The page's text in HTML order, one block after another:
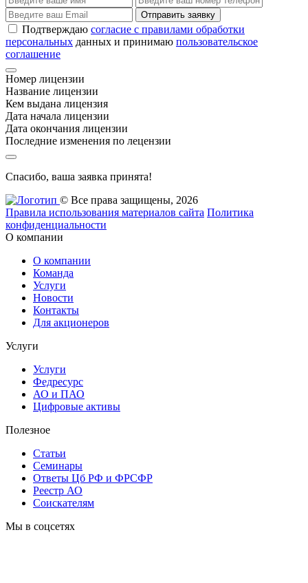
Отправить заявку
Подтверждаю согласие с правилами обработки
персональных данных и принимаю пользовательское
соглашение
Номер лицензии
Название лицензии
Кем выдана лицензия
Дата начала лицензии
Дата окончания лицензии
Последние изменения по лецензии
Спасибо, ваша заявка принята!
© Все права защищены, 2026
Правила использования материалов сайта Политика
конфиденциальности
О компании
О компании
Команда
Услуги
Новости
Контакты
Для акционеров
Услуги
Услуги
Федресурс
АО и ПАО
Цифровые активы
Полезное
Статьи
Cеминары
Ответы Цб РФ и ФРСФР
Реестр АО
Соискателям
Мы в соцсетях